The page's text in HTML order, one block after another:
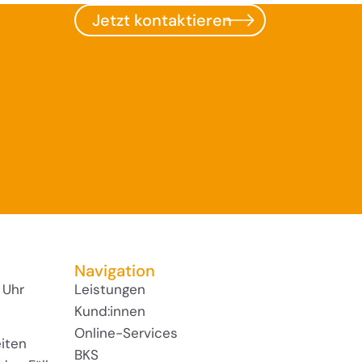
Jetzt kontaktieren
Navigation
Leistungen
Kund:innen
Online-Services
BKS